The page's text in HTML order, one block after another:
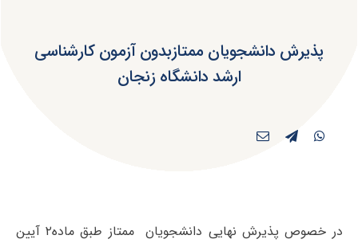
پذیرش دانشجویان ممتازبدون آزمون کارشناسی
ارشد دانشگاه زنجان
در خصوص پذیرش نهایی دانشجویان ممتاز طبق ماده۲ آیین